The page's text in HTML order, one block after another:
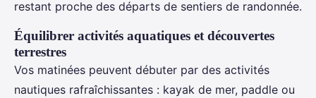
restant proche des départs de sentiers de randonnée.
Équilibrer activités aquatiques et découvertes
terrestres
Vos matinées peuvent débuter par des activités
nautiques rafraîchissantes : kayak de mer, paddle ou